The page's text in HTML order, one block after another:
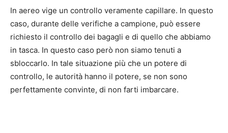
In aereo vige un controllo veramente capillare. In questo
caso, durante delle verifiche a campione, può essere
richiesto il controllo dei bagagli e di quello che abbiamo
in tasca. In questo caso però non siamo tenuti a
sbloccarlo. In tale situazione più che un potere di
controllo, le autorità hanno il potere, se non sono
perfettamente convinte, di non farti imbarcare.